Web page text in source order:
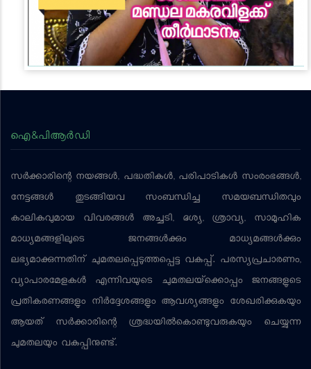
ഐ&പിആര്‍ഡി
സര്‍ക്കാരിന്റെ നയങ്ങള്‍, പദ്ധതികള്‍, പരിപാടികള്‍ സംരംഭങ്ങള്‍,
നേട്ടങ്ങള്‍ തുടങ്ങിയവ സംബന്ധിച്ച സമയബന്ധിതവും
കാലികവുമായ വിവരങ്ങള്‍ അച്ചടി, ദൃശ്യ, ശ്രാവ്യ, സാമൂഹിക
മാധ്യമങ്ങളിലൂടെ ജനങ്ങള്‍ക്കും മാധ്യമങ്ങള്‍ക്കും
ലഭ്യമാക്കുന്നതിന് ചുമതലപ്പെടുത്തപ്പെട്ട വകുപ്പ്. പരസ്യപ്രചാരണം,
വ്യാപാരമേളകള്‍ എന്നിവയുടെ ചുമതലയ്‌ക്കൊപ്പം ജനങ്ങളുടെ
പ്രതികരണങ്ങളും നിര്‍ദ്ദേശങ്ങളും ആവശ്യങ്ങളും ശേഖരിക്കുകയും
ആയത് സര്‍ക്കാരിന്റെ ശ്രദ്ധയില്‍കൊണ്ടുവരുകയും ചെയ്യുന്ന
ചുമതലയും വകുപ്പിനുണ്ട്.